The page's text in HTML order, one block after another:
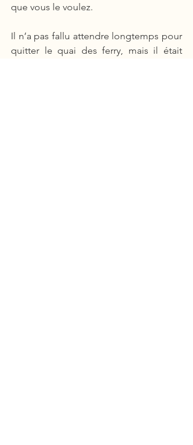
que vous le voulez.
Il n’a pas fallu attendre longtemps pour
quitter le quai des ferry, mais il était